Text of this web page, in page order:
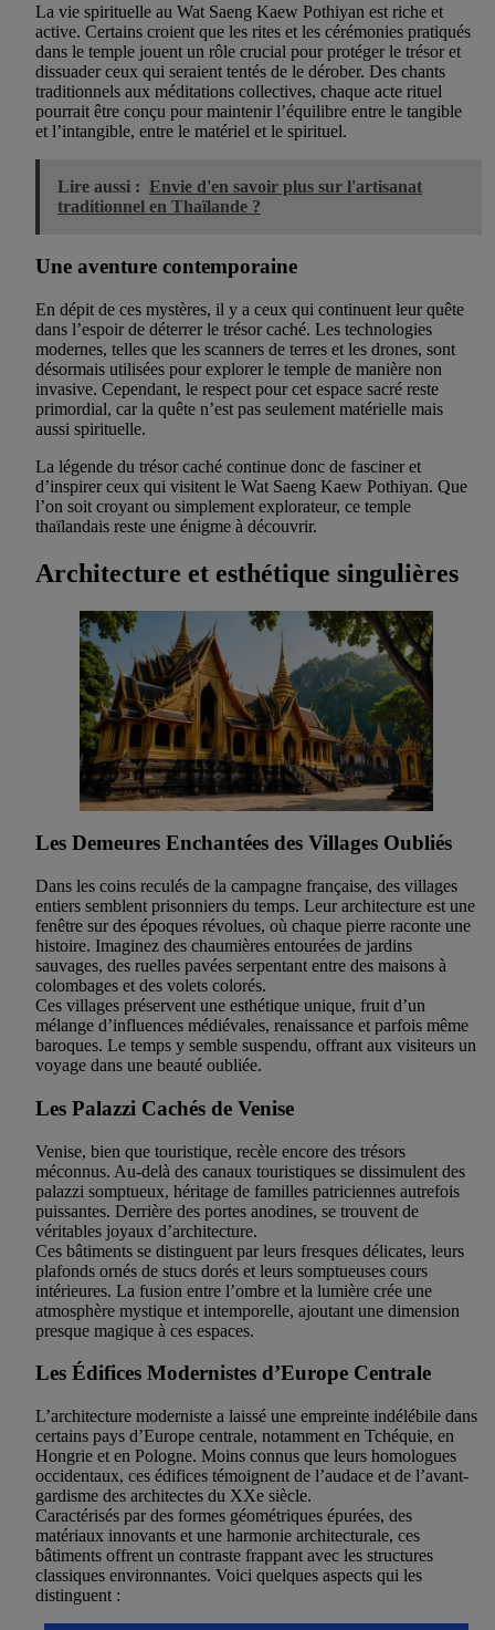
La vie spirituelle au Wat Saeng Kaew Pothiyan est riche et
active. Certains croient que les rites et les cérémonies pratiqués
dans le temple jouent un rôle crucial pour protéger le trésor et
dissuader ceux qui seraient tentés de le dérober. Des chants
traditionnels aux méditations collectives, chaque acte rituel
pourrait être conçu pour maintenir l’équilibre entre le tangible
et l’intangible, entre le matériel et le spirituel.
Lire aussi : Envie d'en savoir plus sur l'artisanat
traditionnel en Thaïlande ?
Une aventure contemporaine
En dépit de ces mystères, il y a ceux qui continuent leur quête
dans l’espoir de déterrer le trésor caché. Les technologies
modernes, telles que les scanners de terres et les drones, sont
désormais utilisées pour explorer le temple de manière non
invasive. Cependant, le respect pour cet espace sacré reste
primordial, car la quête n’est pas seulement matérielle mais
aussi spirituelle.
La légende du trésor caché continue donc de fasciner et
d’inspirer ceux qui visitent le Wat Saeng Kaew Pothiyan. Que
l’on soit croyant ou simplement explorateur, ce temple
thaïlandais reste une énigme à découvrir.
Architecture et esthétique singulières
Les Demeures Enchantées des Villages Oubliés
Dans les coins reculés de la campagne française, des villages
entiers semblent prisonniers du temps. Leur architecture est une
fenêtre sur des époques révolues, où chaque pierre raconte une
histoire. Imaginez des chaumières entourées de jardins
sauvages, des ruelles pavées serpentant entre des maisons à
colombages et des volets colorés.
Ces villages préservent une esthétique unique, fruit d’un
mélange d’influences médiévales, renaissance et parfois même
baroques. Le temps y semble suspendu, offrant aux visiteurs un
voyage dans une beauté oubliée.
Les Palazzi Cachés de Venise
Venise, bien que touristique, recèle encore des trésors
méconnus. Au-delà des canaux touristiques se dissimulent des
palazzi somptueux, héritage de familles patriciennes autrefois
puissantes. Derrière des portes anodines, se trouvent de
véritables joyaux d’architecture.
Ces bâtiments se distinguent par leurs fresques délicates, leurs
plafonds ornés de stucs dorés et leurs somptueuses cours
intérieures. La fusion entre l’ombre et la lumière crée une
atmosphère mystique et intemporelle, ajoutant une dimension
presque magique à ces espaces.
Les Édifices Modernistes d’Europe Centrale
L’architecture moderniste a laissé une empreinte indélébile dans
certains pays d’Europe centrale, notamment en Tchéquie, en
Hongrie et en Pologne. Moins connus que leurs homologues
occidentaux, ces édifices témoignent de l’audace et de l’avant-
gardisme des architectes du XXe siècle.
Caractérisés par des formes géométriques épurées, des
matériaux innovants et une harmonie architecturale, ces
bâtiments offrent un contraste frappant avec les structures
classiques environnantes. Voici quelques aspects qui les
distinguent :